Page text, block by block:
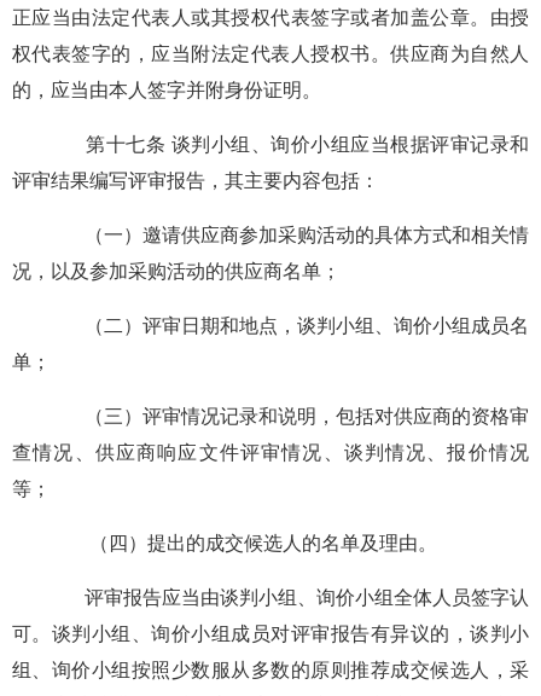
正应当由法定代表人或其授权代表签字或者加盖公章。由授
权代表签字的，应当附法定代表人授权书。供应商为自然人
的，应当由本人签字并附身份证明。
第十七条 谈判小组、询价小组应当根据评审记录和
评审结果编写评审报告，其主要内容包括：
（一）邀请供应商参加采购活动的具体方式和相关情
况，以及参加采购活动的供应商名单；
（二）评审日期和地点，谈判小组、询价小组成员名
单；
（三）评审情况记录和说明，包括对供应商的资格审
查情况、供应商响应文件评审情况、谈判情况、报价情况
等；
（四）提出的成交候选人的名单及理由。
评审报告应当由谈判小组、询价小组全体人员签字认
可。谈判小组、询价小组成员对评审报告有异议的，谈判小
组、询价小组按照少数服从多数的原则推荐成交候选人，采